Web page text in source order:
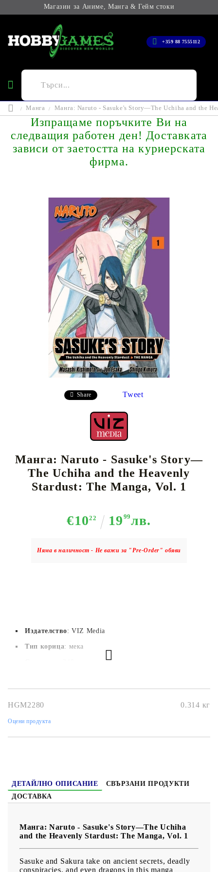
Магазин за Аниме, Манга & Гейм стоки
+359 88 7555112
Манга Манга: Naruto - Sasuke's Story—The Uchiha and the
Изпращаме поръчките Ви на
следващия работен ден! Доставката
зависи от заетостта на куриерската
фирма.
Share Tweet
Манга: Naruto - Sasuke's Story—
The Uchiha and the Heavenly
Stardust: The Manga, Vol. 1
€1022 19 99лв.
Няма в наличност - Не важи за "Pre-Order" обяви
Издателство: VIZ Media
Тип корица: мека
Дата на издаване
Жанр: Action, Adventure, Martial Arts, Shounen, Super
HGM2280 0.314 кг
Оцени продукта
ДЕТАЙЛНО ОПИСАНИЕ
СВЪРЗАНИ ПРОДУКТИ
ДОСТАВКА
Манга: Naruto - Sasuke's Story—The Uchiha
and the Heavenly Stardust: The Manga, Vol. 1
Sasuke and Sakura take on ancient secrets, deadly
conspiracies, and even dragons in this manga